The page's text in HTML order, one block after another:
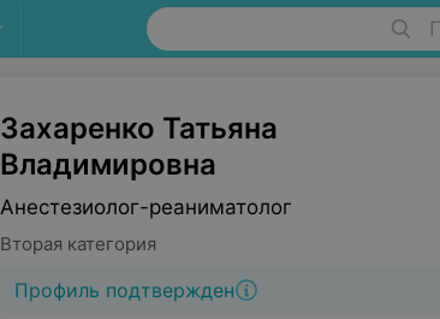
Захаренко Татьяна
Владимировна
Анестезиолог-реаниматолог
Вторая категория
Профиль подтвержден